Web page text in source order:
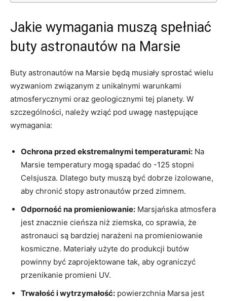
Jakie wymagania muszą spełniać
buty astronautów na Marsie
Buty astronautów na Marsie będą musiały sprostać wielu
wyzwaniom związanym z unikalnymi warunkami
atmosferycznymi oraz geologicznymi tej planety. W
szczególności, należy wziąć pod uwagę następujące
wymagania:
Ochrona przed ekstremalnymi temperaturami: Na
Marsie temperatury mogą spadać do -125 stopni
Celsjusza. Dlatego buty muszą być dobrze izolowane,
aby chronić stopy astronautów przed zimnem.
Odporność na promieniowanie: Marsjańska atmosfera
jest znacznie cieńsza niż ziemska, co sprawia, że ​​
astronauci są bardziej narażeni na promieniowanie
kosmiczne. Materiały użyte do produkcji butów
powinny być zaprojektowane tak, aby ograniczyć
przenikanie promieni UV.
Trwałość i wytrzymałość: powierzchnia Marsa jest